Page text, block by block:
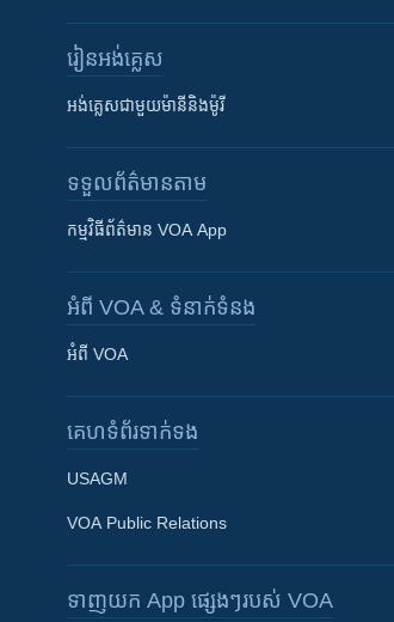
Khmer English
រៀន​​អង់គ្លេស
អង់គ្លេស​ជាមួយ​ម៉ានី​និង​ម៉ូរី
ទទួល​ព័ត៌មាន​តាម
កម្មវិធី​ព័ត៌មាន VOA App
អំពី​ VOA & ទំនាក់ទំនង
អំពី​ VOA
គេហទំព័រ​​ទាក់ទង
USAGM
VOA Public Relations
ទាញយក​ App ផ្សេងៗ​របស់​ VOA